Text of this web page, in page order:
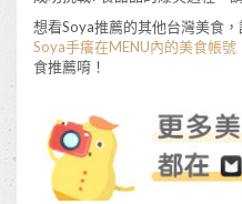
想看Soya推薦的其他台灣美食，
Soya手癢在MENU內的美食帳號
食推薦唷！